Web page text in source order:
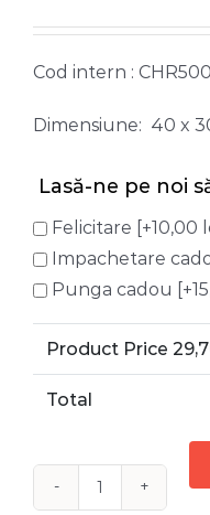
Cod intern : CHR500
Dimensiune: 40 x
Lasă-ne pe noi
Felicitare [+10,00
Impachetare
Punga cadou
Product Price
Total